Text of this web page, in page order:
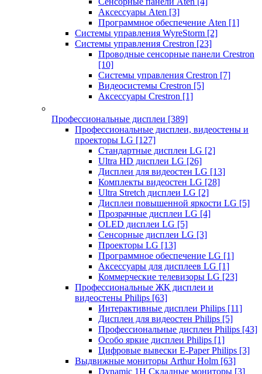
Аксессуары Aten [3]
Программное обеспечение Aten [1]
Системы управления WyreStorm [2]
Системы управления Crestron [23]
Проводные сенсорные панели Crestron
[10]
Системы управления Crestron [7]
Видеосистемы Crestron [5]
Аксессуары Crestron [1]
Профессиональные дисплеи [389]
Профессиональные дисплеи, видеостены и
проекторы LG [127]
Стандартные дисплеи LG [2]
Ultra HD дисплеи LG [26]
Дисплеи для видеостен LG [13]
Комплекты видеостен LG [28]
Ultra Stretch дисплеи LG [2]
Дисплеи повышенной яркости LG [5]
Прозрачные дисплеи LG [4]
OLED дисплеи LG [5]
Сенсорные дисплеи LG [3]
Проекторы LG [13]
Программное обеспечение LG [1]
Аксессуары для дисплеев LG [1]
Коммерческие телевизоры LG [23]
Профессиональные ЖК дисплеи и
видеостены Philips [63]
Интерактивные дисплеи Philips [11]
Дисплеи для видеостен Philips [5]
Профессиональные дисплеи Philips [43]
Особо яркие дисплеи Philips [1]
Цифровые вывески E-Paper Philips [3]
Выдвижные мониторы Arthur Holm [63]
Dynamic 1Н Складные мониторы [3]